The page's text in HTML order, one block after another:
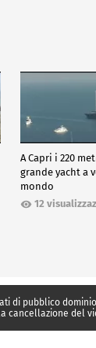
A Capri i 220
grande yacht a
mondo
12
di pubblico
cancellazione del